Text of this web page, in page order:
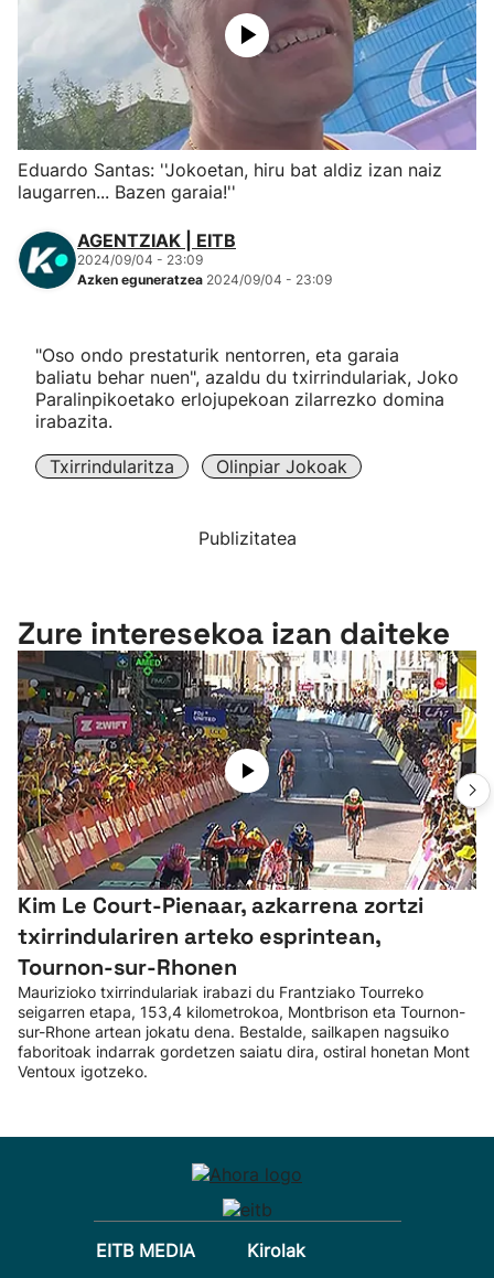
Eskubaloia
Kirolak 360
Mendi-lasterketak
"Helmuga"
Eduardo Santas: ''Jokoetan, hiru bat aldiz izan naiz
laugarren... Bazen garaia!''
AGENTZIAK | EITB
2024/09/04 - 23:09
Azken eguneratzea 2024/09/04 - 23:09
"Oso ondo prestaturik nentorren, eta garaia
baliatu behar nuen", azaldu du txirrindulariak, Joko
Paralinpikoetako erlojupekoan zilarrezko domina
irabazita.
Txirrindularitza Olinpiar Jokoak
Publizitatea
Zure interesekoa izan daiteke
Kim Le Court-Pienaar, azkarrena zortzi
txirrindulariren arteko esprintean,
Tournon-sur-Rhonen
Maurizioko txirrindulariak irabazi du Frantziako Tourreko
seigarren etapa, 153,4 kilometrokoa, Montbrison eta Tournon-
sur-Rhone artean jokatu dena. Bestalde, sailkapen nagsuiko
faboritoak indarrak gordetzen saiatu dira, ostiral honetan Mont
Ventoux igotzeko.
EITB MEDIA
Kirolak